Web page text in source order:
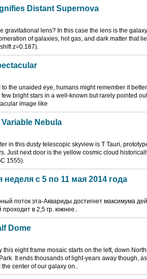
Distant Supernova
gravitational lens? In this case the lens is the
of galaxies, hot gas, and dark matter that
z=0.187).
to the unaided eye, humans might remember it
bright stars in a well-known but rarely pointed
image like
Nebula
in this dusty telescopic skyview is T Tauri,
Just next door is the yellow cosmic cloud
1555).
с 5 по 11 мая 2014 года
поток эта-Аквариды достигнет максимума
проходит в 2,5 гр. южнее..
Dome
this eight frame mosaic starts on the left, down
It ends thousands of light-years away though,
center of our galaxy on..